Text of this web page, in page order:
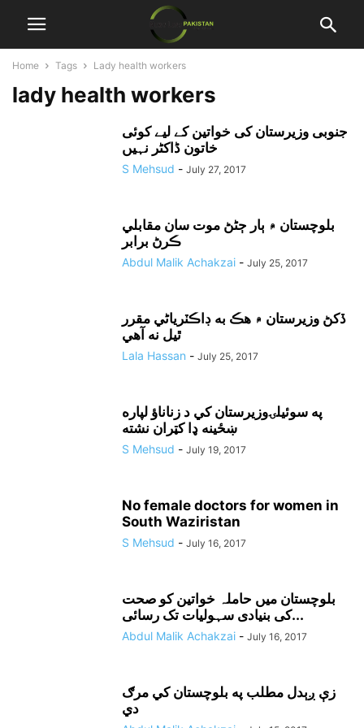
Home Tags Lady health workers
lady health workers
جنوبی وزیرستان کی خواتین کے لیے کوئی
خاتون ڈاکٹر نہیں
S Mehsud - July 27, 2017
بلوچستان ۾ ٻار ڄڻڻ موت سان مقابلي
ڪرڻ برابر
Abdul Malik Achakzai - July 25, 2017
ڏکڻ وزيرستان ۾ هڪ به ڊاڪٽرياڻي مقرر
ٿيل نه آهي
Lala Hassan - July 25, 2017
په سوئيلۍوزيرستان کي د زناناؤ لپاره
ښځينه ډا کټران نشته
S Mehsud - July 19, 2017
No female doctors for women in
South Waziristan
S Mehsud - July 16, 2017
بلوچستان میں حاملہ خواتین کو صحت
کی بنیادی سہولیات تک رسائی...
Abdul Malik Achakzai - July 16, 2017
زې ږېدل مطلب په بلوچستان کي مرګ
دي